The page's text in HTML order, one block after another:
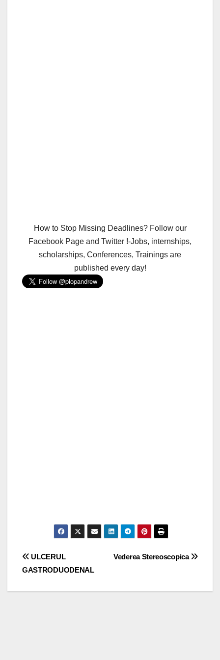
How to Stop Missing Deadlines? Follow our
Facebook Page and Twitter !-Jobs, internships,
scholarships, Conferences, Trainings are
published every day!
Post
Vederea Stereoscopica
ULCERUL
GASTRODUODENAL